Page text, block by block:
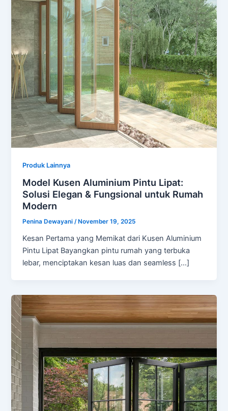
Produk Lainnya
Model Kusen Aluminium Pintu Lipat:
Solusi Elegan & Fungsional untuk Rumah
Modern
Penina Dewayani/ November 19, 2025
Kesan Pertama yang Memikat dari Kusen Aluminium
Pintu Lipat Bayangkan pintu rumah yang terbuka
lebar, menciptakan kesan luas dan seamless […]